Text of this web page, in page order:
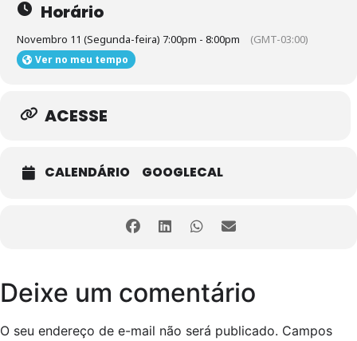
Horário
Novembro 11 (Segunda-feira) 7:00pm - 8:00pm (GMT-03:00)
Ver no meu tempo
ACESSE
CALENDÁRIO GOOGLECAL
Deixe um comentário
O seu endereço de e-mail não será publicado. Campos